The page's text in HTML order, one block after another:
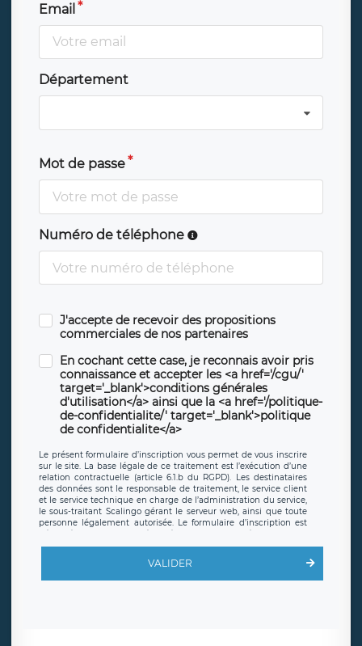
Email
Département
Mot de passe
Numéro de téléphone
J'accepte de recevoir des propositions
commerciales de nos partenaires
En cochant cette case, je reconnais avoir pris
connaissance et accepter les <a href='/cgu/'
target='_blank'>conditions générales
d'utilisation</a> ainsi que la <a href='/politique-
de-confidentialite/' target='_blank'>politique
de confidentialite</a>
Le présent formulaire d’inscription vous permet de vous inscrire
sur le site. La base légale de ce traitement est l’exécution d’une
relation contractuelle (article 6.1.b du RGPD). Les destinataires
des données sont le responsable de traitement, le service client
et le service technique en charge de l’administration du service,
le sous-traitant Scalingo gérant le serveur web, ainsi que toute
personne légalement autorisée. Le formulaire d’inscription est
offrant desclauses de protection conformes au RGPD. Les
en sollicite la suppression, étant entendu que vous pouvez
demander la suppression de vos données et retirer votre
VALIDER